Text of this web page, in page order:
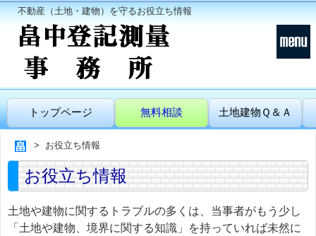
不動産（土地・建物）を守るお役立ち情報
トップページ 無料相談 土地建物Ｑ＆Ａ
お役立ち情報
お役立ち情報
土地や建物に関するトラブルの多くは、当事者がもう少し
「土地や建物、境界に関する知識」を持っていれば未然に